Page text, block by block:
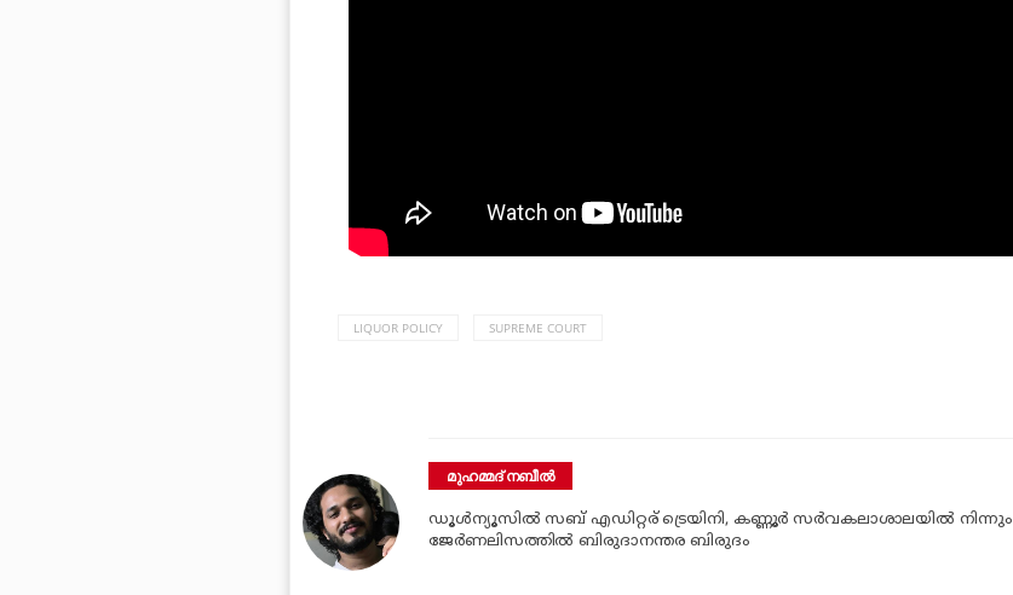
LIQUOR POLICY SUPREME COURT
മുഹമ്മദ് നബീല്‍
ഡൂള്‍ന്യൂസില്‍ സബ് എഡിറ്റര് ട്രെയിനി, കണ്ണൂർ സര്‍വകലാശാലയില്‍ നിന്നും
ജേര്‍ണലിസത്തില്‍ ബിരുദാനന്തര ബിരുദം